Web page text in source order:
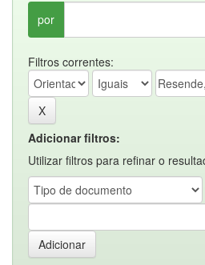
por
Filtros correntes:
Adicionar filtros:
Utilizar filtros para refinar o